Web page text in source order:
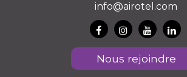
info@airotel.com
Nous rejoindre